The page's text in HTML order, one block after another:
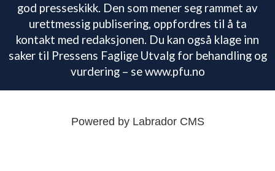
god presseskikk. Den som mener seg rammet av
urettmessig publisering, oppfordres til å ta
kontakt med redaksjonen. Du kan også klage inn
saker til Pressens Faglige Utvalg for behandling og
vurdering – se www.pfu.no
Powered by Labrador CMS